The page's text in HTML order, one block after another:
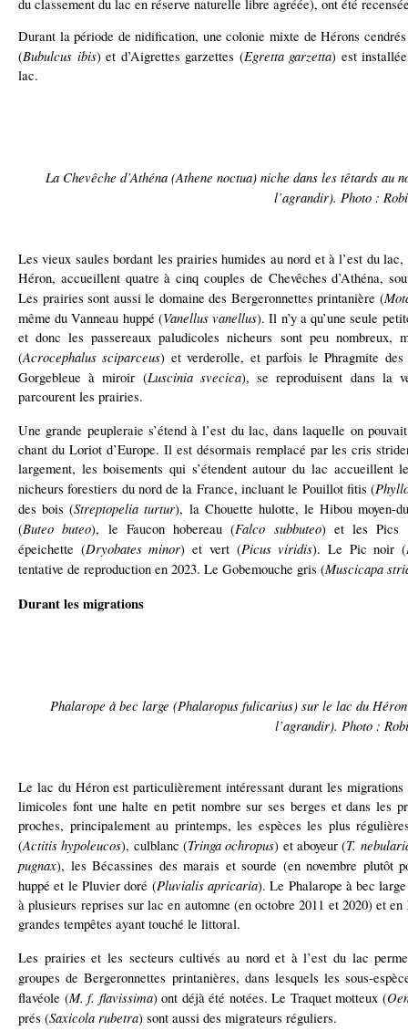
du classement du lac en réserve naturelle libre agréée), ont été
Durant la période de nidification, une colonie mixte de Hérons
(Bubulcus ibis) et d’Aigrettes garzettes (Egretta garzetta) est
lac.
La Chevêche d’Athéna (Athene noctua) niche dans les têtards
l’agrandir). Photo :
Les vieux saules bordant les prairies humides au nord et à l’est du
Héron, accueillent quatre à cinq couples de Chevêches d’Athéna,
Les prairies sont aussi le domaine des Bergeronnettes printanière (
même du Vanneau huppé (Vanellus vanellus). Il n’y a qu’une seule
et donc les passereaux paludicoles nicheurs sont peu nombreux,
(Acrocephalus sciparceus) et verderolle, et parfois le Phragmite
Gorgebleue à miroir (Luscinia svecica), se reproduisent dans la
parcourent les prairies.
Une grande peupleraie s’étend à l’est du lac, dans laquelle on
chant du Loriot d’Europe. Il est désormais remplacé par les cris
largement, les boisements qui s’étendent autour du lac accueillent
nicheurs forestiers du nord de la France, incluant le Pouillot fitis (
des bois (Streptopelia turtur), la Chouette hulotte, le Hibou moyen-
(Buteo buteo), le Faucon hobereau (Falco subbuteo) et les Pics
épeichette (Dryobates minor) et vert (Picus viridis). Le Pic noir (
tentative de reproduction en 2023. Le Gobemouche gris (Muscicapa
Durant les migrations
Phalarope à bec large (Phalaropus fulicarius) sur le lac du
l’agrandir). Photo :
Le lac du Héron est particulièrement intéressant durant les migrations
limicoles font une halte en petit nombre sur ses berges et dans les
proches, principalement au printemps, les espèces les plus
(Actitis hypoleucos), culblanc (Tringa ochropus) et aboyeur (T.
pugnax), les Bécassines des marais et sourde (en novembre plutôt
huppé et le Pluvier doré (Pluvialis apricaria). Le Phalarope à bec
à plusieurs reprises sur lac en automne (en octobre 2011 et 2020) et
grandes tempêtes ayant touché le littoral.
Les prairies et les secteurs cultivés au nord et à l’est du lac
groupes de Bergeronnettes printanières, dans lesquels les sous-
flavéole (M. f. flavissima) ont déjà été notées. Le Traquet motteux (
prés (Saxicola rubetra) sont aussi des migrateurs réguliers.